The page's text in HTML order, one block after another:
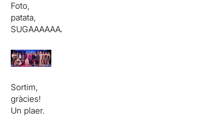
Foto,
patata,
SUGAAAAAAAAAAAAAAAAAAAAAAAR!
Sortim,
gràcies!
Un plaer.